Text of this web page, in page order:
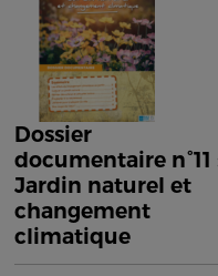
Dossier
documentaire n°11
Jardin naturel et
changement
climatique